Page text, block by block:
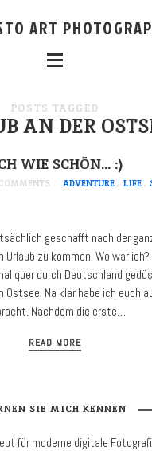
POSTS TAGGED
AN DER
WIE SCHÖN… :)
ADVENTURE , LIFE ,
geschafft nach der
Urlaub zu kommen. Wo war
quer durch Deutschland
Ostsee. Na klar habe ich euch
Nachdem die erste…
READ MORE
SIE MICH KENNEN
für moder­ne digitale